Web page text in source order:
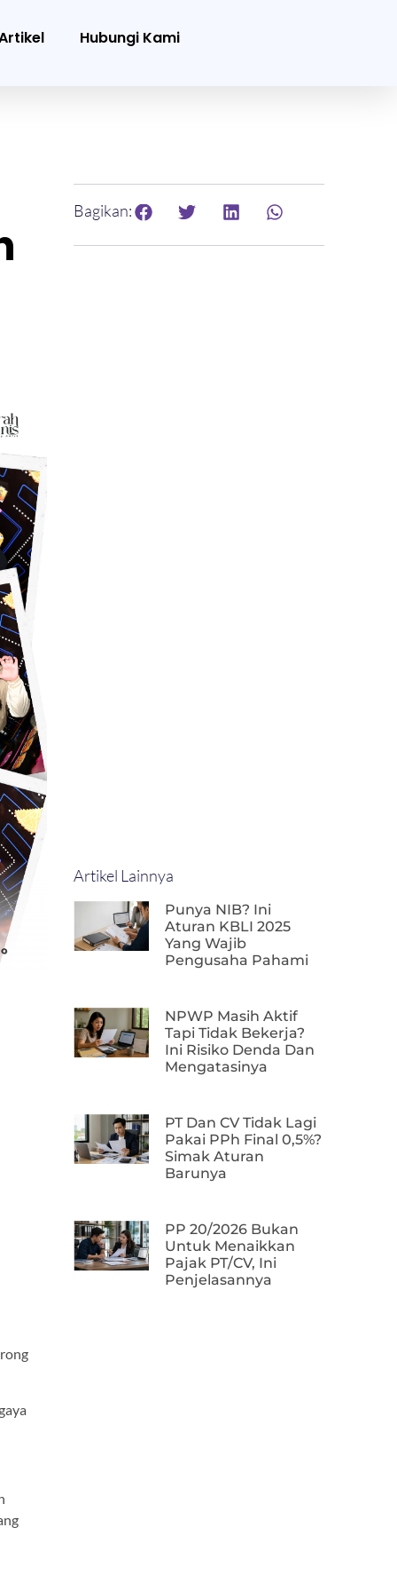
Hubungi Kami
Bagikan:
Artikel Lainnya
Punya NIB? Ini
Aturan KBLI 2025
Yang Wajib
Pengusaha Pahami
NPWP Masih Aktif
Tapi Tidak Bekerja?
Ini Risiko Denda Dan
Mengatasinya
PT Dan CV Tidak Lagi
Pakai PPh Final 0,5%?
Simak Aturan
Barunya
PP 20/2026 Bukan
Untuk Menaikkan
Pajak PT/CV, Ini
Penjelasannya